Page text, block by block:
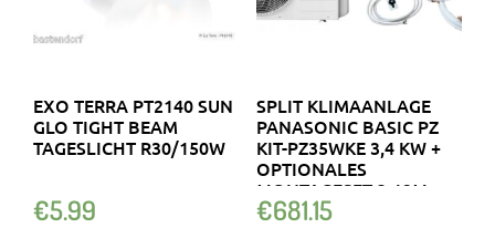
EXO TERRA PT2140 SUN
GLO TIGHT BEAM
TAGESLICHT R30/150W
€5.99
SPLIT KLIMAANLAGE
PANASONIC BASIC PZ
KIT-PZ35WKE 3,4 KW +
OPTIONALES
MONTAGESET 3-12M
€681.15